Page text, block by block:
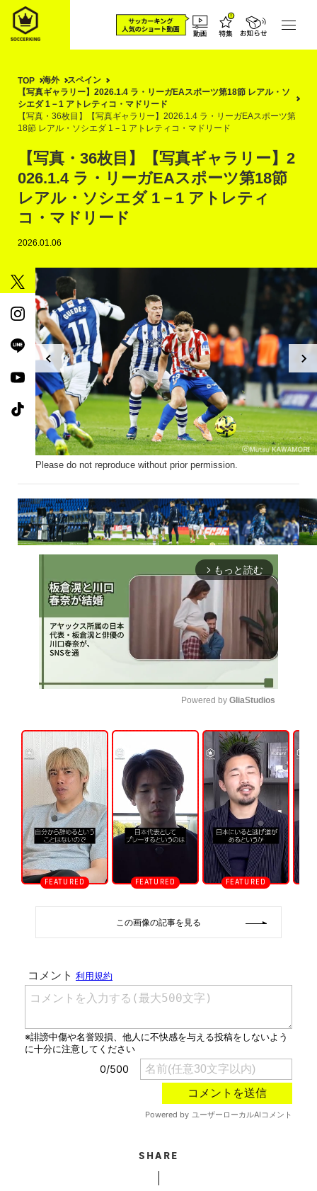
TOP 海外
スペイン
【写真ギャラリー】2026.1.4 ラ・リーガEAスポーツ第18節 レアル・ソ
シエダ 1－1 アトレティコ・マドリード
【写真・36枚目】【写真ギャラリー】2026.1.4 ラ・リーガEAスポーツ第
18節 レアル・ソシエダ 1－1 アトレティコ・マドリード
【写真・36枚目】【写真ギャラリー】2
026.1.4 ラ・リーガEAスポーツ第18節
レアル・ソシエダ 1－1 アトレティ
コ・マドリード
2026.01.06
Please do not reproduce without prior permission.
arrow_forward_ios もっと読む
U
n
m
u
t
e
Powered by GliaStudios
この画像の記事を見る
SHARE